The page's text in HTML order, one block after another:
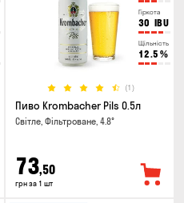
Гіркота
30 IBU
Щільність
12.5 %
(1)
Пиво Krombacher Pils 0.5л
Світле, Фільтроване, 4.8°
73,50
грн за 1 шт